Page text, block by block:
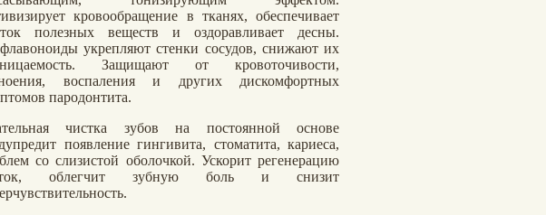
кровообращение в тканях, обеспечивает
полезных веществ и оздоравливает десны.
укрепляют стенки сосудов, снижают их
Защищают от кровоточивости,
воспаления и других дискомфортных
пародонтита.
чистка зубов на постоянной основе
появление гингивита, стоматита, кариеса,
со слизистой оболочкой. Ускорит регенерацию
облегчит зубную боль и снизит